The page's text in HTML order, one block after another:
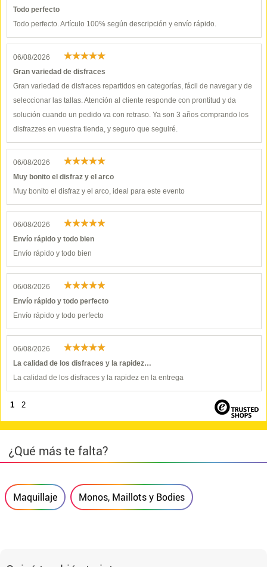
Todo perfecto
Todo perfecto. Artículo 100% según descripción y envío rápido.
06/08/2026
Gran variedad de disfraces
Gran variedad de disfraces repartidos en categorías, fácil de navegar y de
seleccionar las tallas. Atención al cliente responde con prontitud y da
solución cuando un pedido va con retraso. Ya son 3 años comprando los
disfrazzes en vuestra tienda, y seguro que seguiré.
06/08/2026
Muy bonito el disfraz y el arco
Muy bonito el disfraz y el arco, ideal para este evento
06/08/2026
Envío rápido y todo bien
Envío rápido y todo bien
06/08/2026
Envío rápido y todo perfecto
Envío rápido y todo perfecto
06/08/2026
La calidad de los disfraces y la rapidez…
La calidad de los disfraces y la rapidez en la entrega
1 2
¿Qué más te falta?
Maquillaje Monos, Maillots y Bodies